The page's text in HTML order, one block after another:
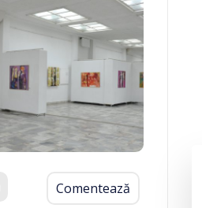
Comentează